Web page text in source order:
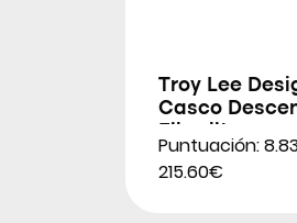
Troy Lee
Casco
Puntuación:
215.60€